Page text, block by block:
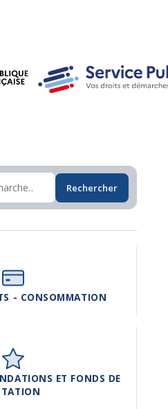
Rechercher
- CONSOMMATION
ET FONDS DE